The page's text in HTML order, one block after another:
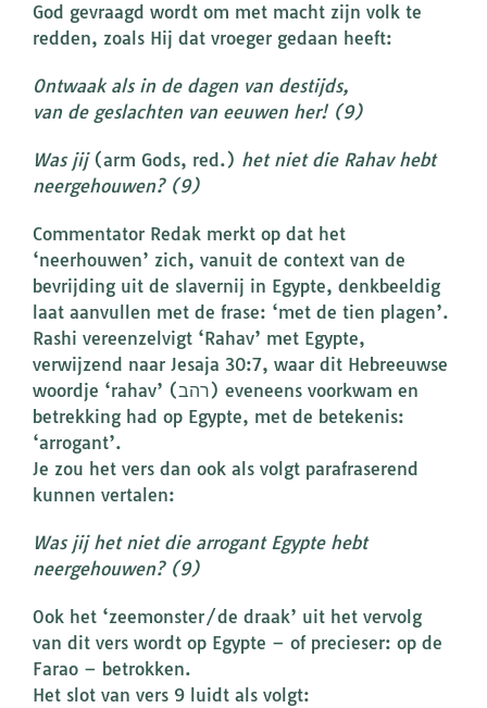
God gevraagd wordt om met macht zijn volk te
redden, zoals Hij dat vroeger gedaan heeft:
Ontwaak als in de dagen van destijds,
van de geslachten van eeuwen her! (9)
Was jij(arm Gods, red.) het niet die Rahav hebt
neergehouwen? (9)
Commentator Redak merkt op dat het
‘neerhouwen’ zich, vanuit de context van de
bevrijding uit de slavernij in Egypte, denkbeeldig
laat aanvullen met de frase: ‘met de tien plagen’.
Rashi vereenzelvigt ‘Rahav’ met Egypte,
verwijzend naar Jesaja 30:7, waar dit Hebreeuwse
woordje ‘rahav’ (רהב) eveneens voorkwam en
betrekking had op Egypte, met de betekenis:
‘arrogant’.
Je zou het vers dan ook als volgt parafraserend
kunnen vertalen:
Was jij het niet die arrogant Egypte hebt
neergehouwen? (9)
Ook het ‘zeemonster/de draak’ uit het vervolg
van dit vers wordt op Egypte – of precieser: op de
Farao – betrokken.
Het slot van vers 9 luidt als volgt: